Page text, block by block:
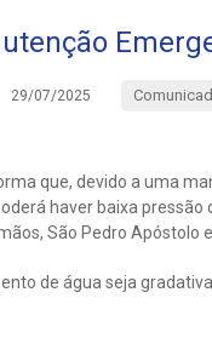
29/07/2025
que, devido a uma
haver baixa
São Pedro Apóstolo e
de água seja